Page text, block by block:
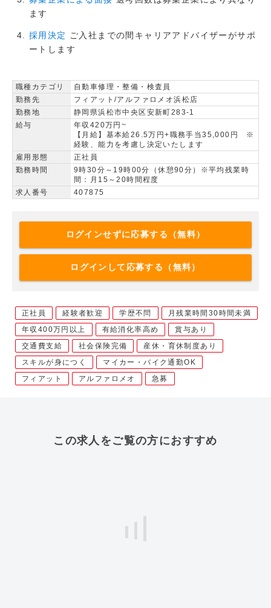
ます
採用決定
ご入社までの間キャリアアドバイザーがサポ
ートします
職種カテゴリ
自動車修理・整備・検査員
勤務先
フィアット/アルファロメオ浜松店
勤務地
静岡県浜松市中央区安新町283-1
給与
年収420万円~
【月給】基本給26.5万円+職務手当35,000円 ※
経験、能力を考慮し決定いたします
雇用形態
正社員
勤務時間
9時30分～19時00分（休憩90分）※平均残業時
間：月15～20時間程度
求人番号
407875
ログインせずに応募する（無料）
ログインして応募する（無料）
正社員 経験者歓迎 学歴不問
月残業時間30時間未満
年収400万円以上
有給消化率高め
賞与あり
交通費支給
社会保険完備
産休・育休制度あり
スキルが身につく
マイカー・バイク通勤OK
フィアット
アルファロメオ 急募
この求人をご覧の方におすすめ